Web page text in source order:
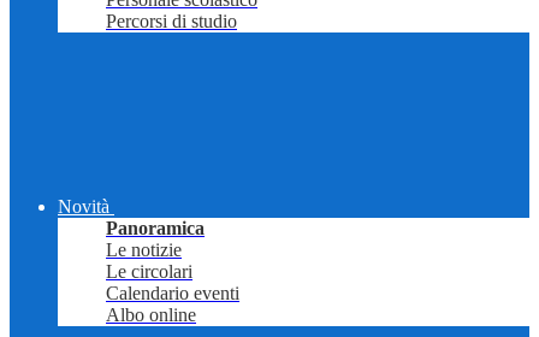
Percorsi di studio
Novità
Panoramica
Le notizie
Le circolari
Calendario eventi
Albo online